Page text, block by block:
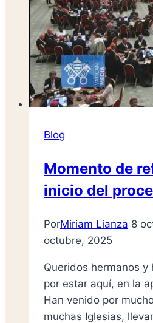
Blog
Momento de
inicio del
PorMiriam Lianza 8
octubre, 2025
Queridos hermanos y
por estar aquí, en la
Han venido por
muchas Iglesias,